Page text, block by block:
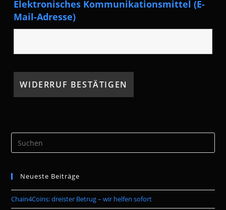
Elektronisches Kommunikationsmittel (E-
Mail-Adresse)
the
Neueste Beiträge
Chain4Coins: dreister Betrug – wir helfen sofort